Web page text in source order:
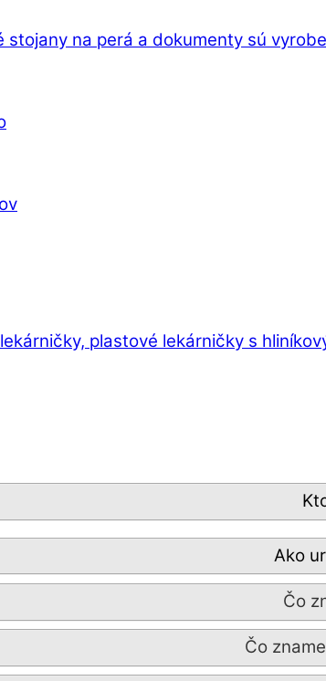
stojany na perá a dokumenty sú
plastové lekárničky s
Ako
Čo
Čo